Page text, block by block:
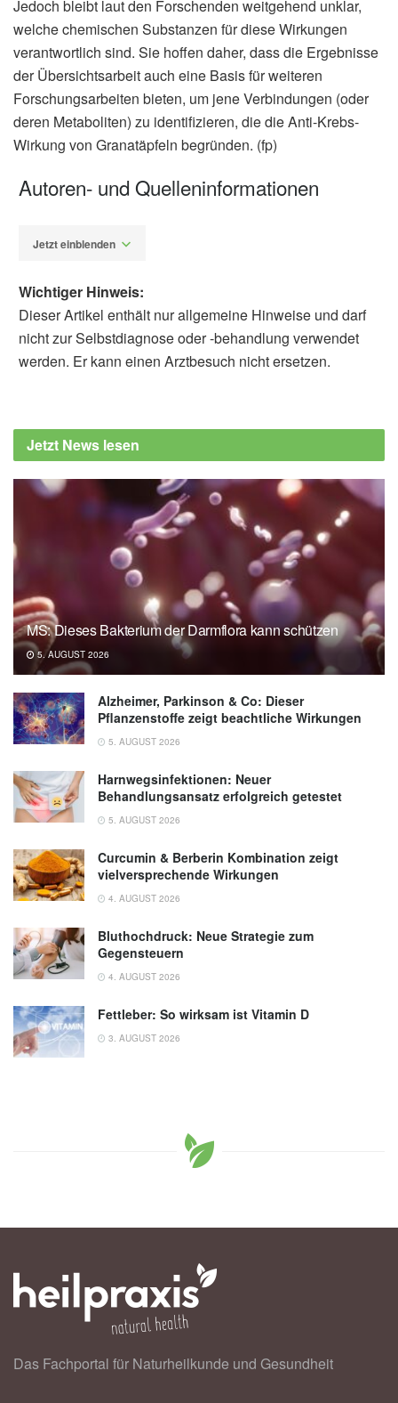
Jedoch bleibt laut den Forschenden weitgehend unklar,
welche chemischen Substanzen für diese Wirkungen
verantwortlich sind. Sie hoffen daher, dass die Ergebnisse
der Übersichtsarbeit auch eine Basis für weiteren
Forschungsarbeiten bieten, um jene Verbindungen (oder
deren Metaboliten) zu identifizieren, die die Anti-Krebs-
Wirkung von Granatäpfeln begründen. (fp)
Autoren- und Quelleninformationen
Jetzt einblenden
Randjelovic, Agnieszka Szopa, Veronique
Seidel, Javad Sharifi-Rad, William N. Setzer,
Therapy: A Review of Anticancer Potential,
Mechanisms and Clinical Challenges in
Breast, Colon and Prostate Cancers; in:
Phytotherapy Research (veröffentlicht
22.05.2026),
onlinelibrary.wiley.com
Dominic Denk, Valentina Petrocelli, Claire
Conche, Pénélope A. Andreux, Chris Rinsch,
Florian R. Greten: Expansion of T memory
stem cells with superior anti-tumor immunity
by Urolithin A-induced mitophagy; in:
Immunity (veröffentlicht 18.10.2022),cell.com
Wichtiger Hinweis:
Dieser Artikel enthält nur allgemeine Hinweise und darf
nicht zur Selbstdiagnose oder -behandlung verwendet
werden. Er kann einen Arztbesuch nicht ersetzen.
Jetzt News lesen
MS: Dieses Bakterium der Darmflora kann schützen
5. AUGUST 2026
Alzheimer, Parkinson & Co: Dieser
Pflanzenstoffe zeigt beachtliche Wirkungen
5. AUGUST 2026
Harnwegsinfektionen: Neuer
Behandlungsansatz erfolgreich getestet
5. AUGUST 2026
Curcumin & Berberin Kombination zeigt
vielversprechende Wirkungen
4. AUGUST 2026
Bluthochdruck: Neue Strategie zum
Gegensteuern
4. AUGUST 2026
Fettleber: So wirksam ist Vitamin D
3. AUGUST 2026
Das Fachportal für Naturheilkunde und Gesundheit